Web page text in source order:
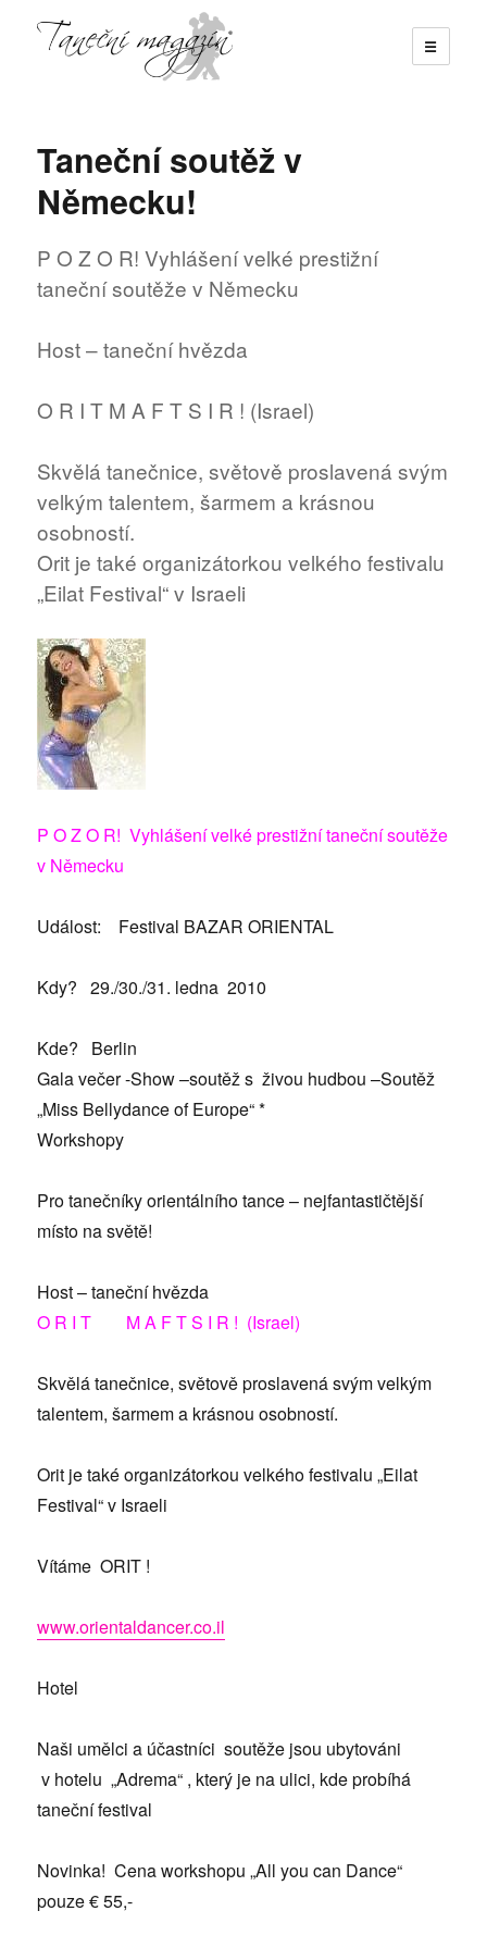
☰
Taneční soutěž v
Německu!
P O Z O R! Vyhlášení velké prestižní
taneční soutěže v Německu
Host – taneční hvězda
O R I T M A F T S I R ! (Israel)
Skvělá tanečnice, světově proslavená svým
velkým talentem, šarmem a krásnou
osobností.
Orit je také organizátorkou velkého festivalu
„Eilat Festival“ v Israeli
P O Z O R! Vyhlášení velké prestižní taneční soutěže
v Německu
Událost: Festival BAZAR ORIENTAL
Kdy? 29./30./31. ledna 2010
Kde? Berlin
Gala večer -Show –soutěž s živou hudbou –Soutěž
„Miss Bellydance of Europe“ *
Workshopy
Pro tanečníky orientálního tance – nejfantastičtější
místo na světě!
Host – taneční hvězda
O R I T M A F T S I R ! (Israel)
Skvělá tanečnice, světově proslavená svým velkým
talentem, šarmem a krásnou osobností.
Orit je také organizátorkou velkého festivalu „Eilat
Festival“ v Israeli
Vítáme ORIT !
www.orientaldancer.co.il
Hotel
Naši umělci a účastníci soutěže jsou ubytováni
v hotelu „Adrema“ , který je na ulici, kde probíhá
taneční festival
Novinka! Cena workshopu „All you can Dance“
pouze € 55,-